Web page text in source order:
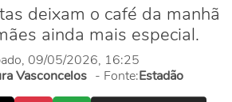
deixam o café da manhã
ainda mais especial.
09/05/2026, 16:25
Vasconcelos - Fonte:Estadão